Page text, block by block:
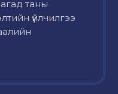
таны
үйлчилгээ